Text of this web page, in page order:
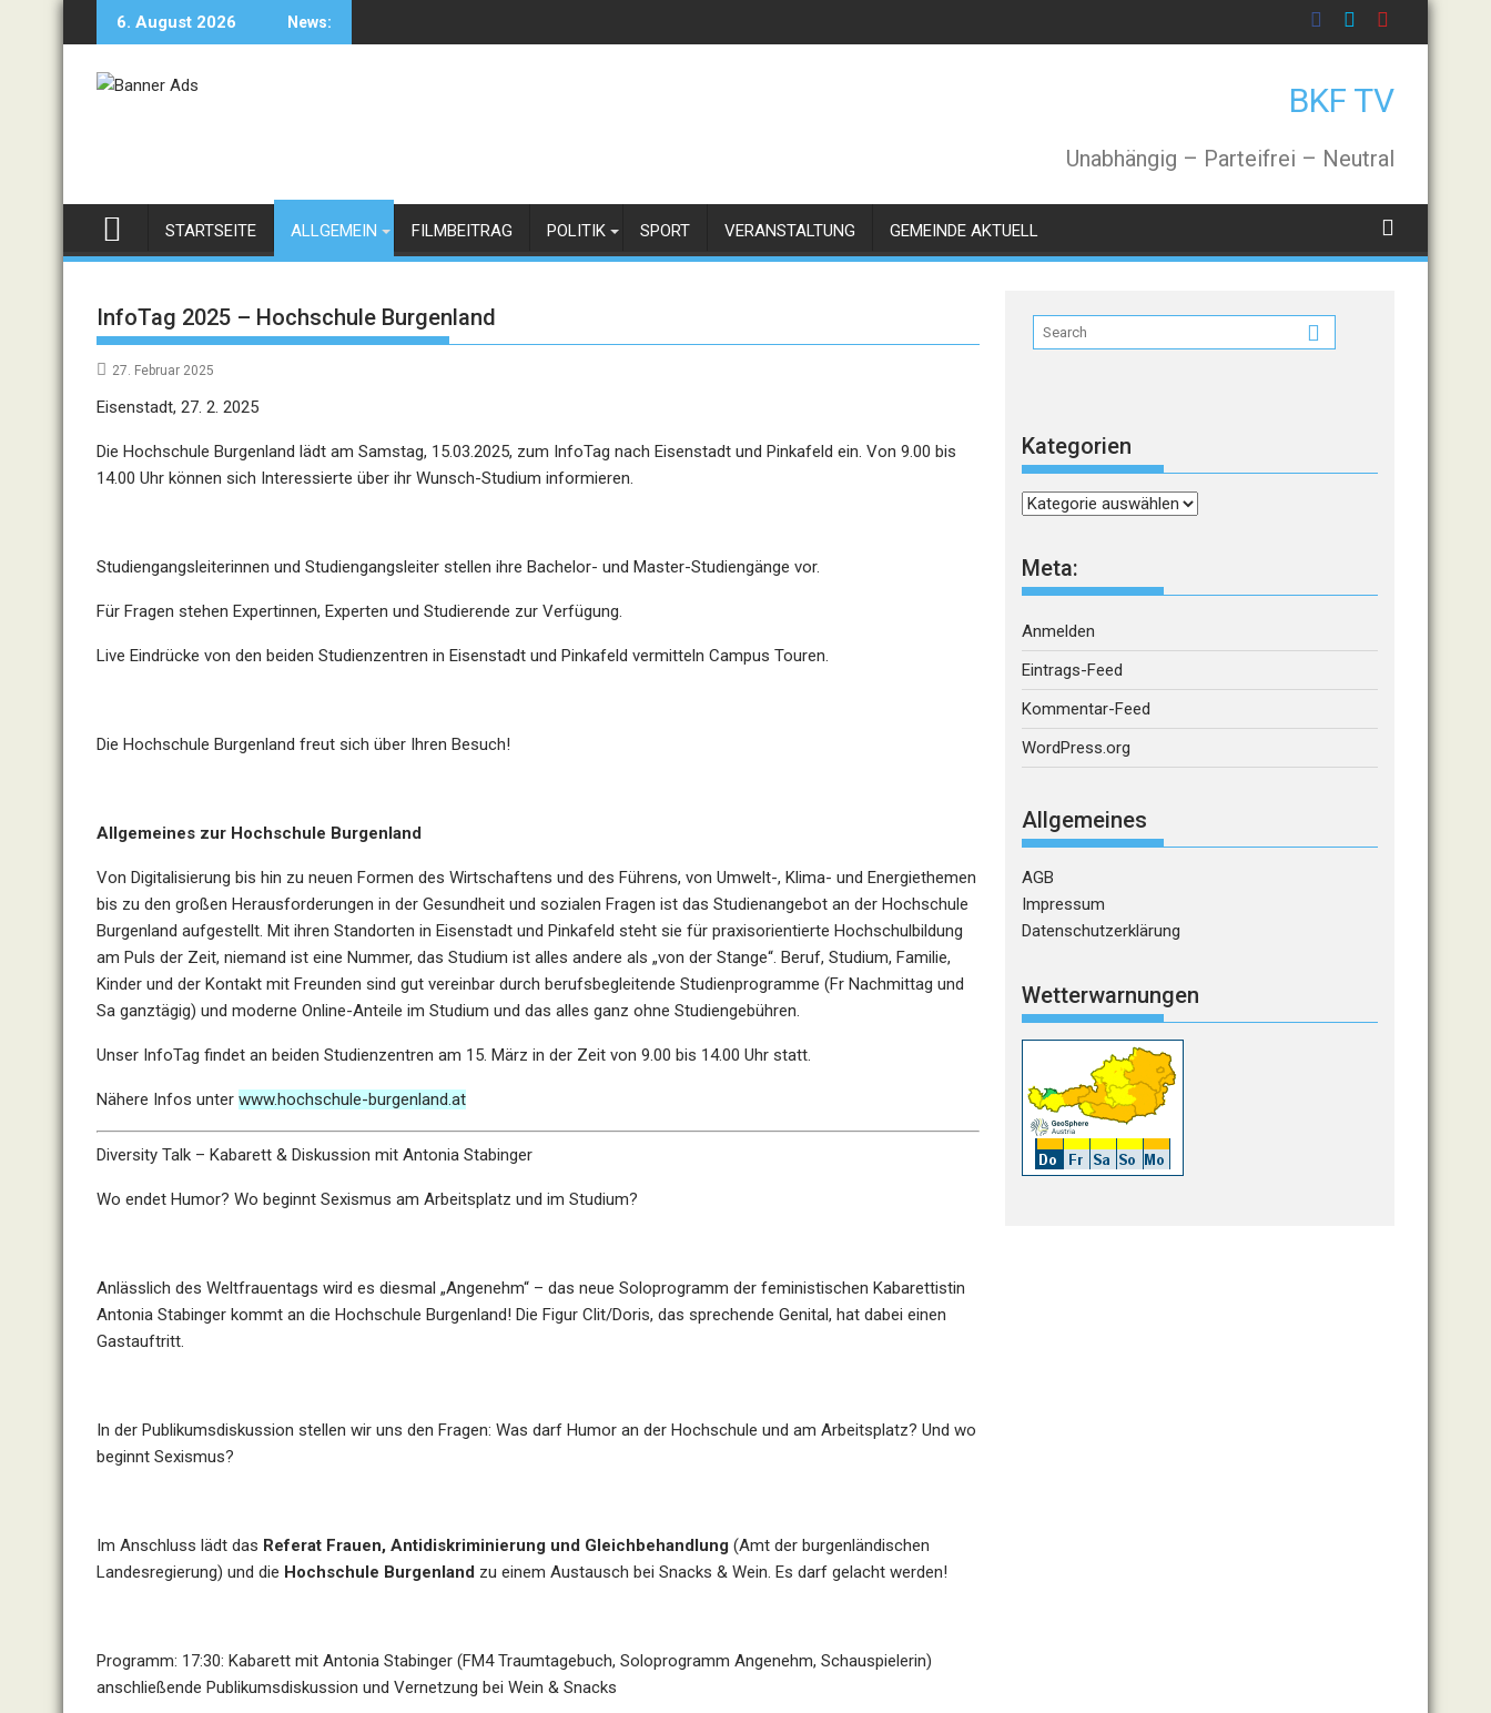
6. August 2026 News:
BKF TV
Unabhängig – Parteifrei – Neutral
STARTSEITE ALLGEMEIN FILMBEITRAG POLITIK SPORT VERANSTALTUNG GEMEINDE AKTUELL
InfoTag 2025 – Hochschule Burgenland
27. Februar 2025
Eisenstadt, 27. 2. 2025
Die Hochschule Burgenland lädt am Samstag, 15.03.2025, zum InfoTag nach Eisenstadt und Pinkafeld ein. Von 9.00 bis
14.00 Uhr können sich Interessierte über ihr Wunsch-Studium informieren.
Studiengangsleiterinnen und Studiengangsleiter stellen ihre Bachelor- und Master-Studiengänge vor.
Für Fragen stehen Expertinnen, Experten und Studierende zur Verfügung.
Live Eindrücke von den beiden Studienzentren in Eisenstadt und Pinkafeld vermitteln Campus Touren.
Die Hochschule Burgenland freut sich über Ihren Besuch!
Allgemeines zur Hochschule Burgenland
Von Digitalisierung bis hin zu neuen Formen des Wirtschaftens und des Führens, von Umwelt-, Klima- und Energiethemen
bis zu den großen Herausforderungen in der Gesundheit und sozialen Fragen ist das Studienangebot an der Hochschule
Burgenland aufgestellt. Mit ihren Standorten in Eisenstadt und Pinkafeld steht sie für praxisorientierte Hochschulbildung
am Puls der Zeit, niemand ist eine Nummer, das Studium ist alles andere als „von der Stange“. Beruf, Studium, Familie,
Kinder und der Kontakt mit Freunden sind gut vereinbar durch berufsbegleitende Studienprogramme (Fr Nachmittag und
Sa ganztägig) und moderne Online-Anteile im Studium und das alles ganz ohne Studiengebühren.
Unser InfoTag findet an beiden Studienzentren am 15. März in der Zeit von 9.00 bis 14.00 Uhr statt.
Nähere Infos unter www.hochschule-burgenland.at
Diversity Talk – Kabarett & Diskussion mit Antonia Stabinger
Wo endet Humor? Wo beginnt Sexismus am Arbeitsplatz und im Studium?
Anlässlich des Weltfrauentags wird es diesmal „Angenehm“ – das neue Soloprogramm der feministischen Kabarettistin
Antonia Stabinger kommt an die Hochschule Burgenland! Die Figur Clit/Doris, das sprechende Genital, hat dabei einen
Gastauftritt.
In der Publikumsdiskussion stellen wir uns den Fragen: Was darf Humor an der Hochschule und am Arbeitsplatz? Und wo
beginnt Sexismus?
Im Anschluss lädt das Referat Frauen, Antidiskriminierung und Gleichbehandlung (Amt der burgenländischen
Landesregierung) und die Hochschule Burgenland zu einem Austausch bei Snacks & Wein. Es darf gelacht werden!
Programm: 17:30: Kabarett mit Antonia Stabinger (FM4 Traumtagebuch, Soloprogramm Angenehm, Schauspielerin)
anschließende Publikumsdiskussion und Vernetzung bei Wein & Snacks
Kategorien
Kategorien
Meta:
Anmelden
Eintrags-Feed
Kommentar-Feed
WordPress.org
Allgemeines
AGB
Impressum
Datenschutzerklärung
Wetterwarnungen